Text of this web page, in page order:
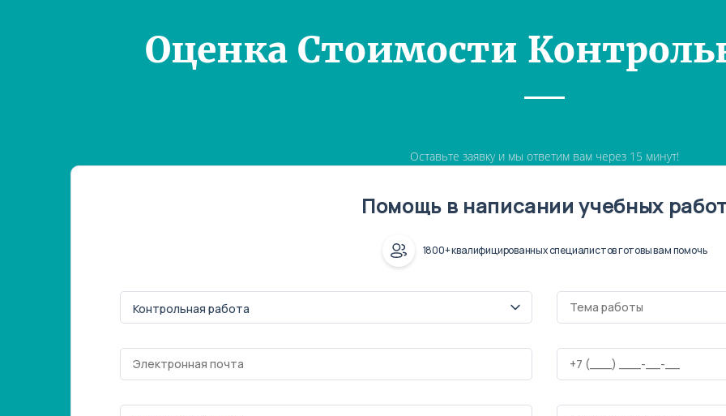
Оценка Стоимости
Оставьте заявку и мы ответим вам через 15 минут!
Помощь в написании учебных
1800+ квалифицированных специалистов готовы вам помочь